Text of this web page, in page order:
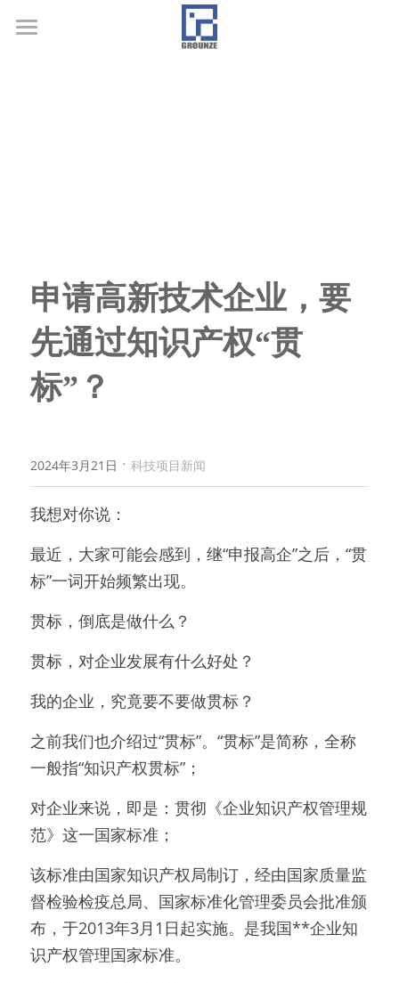
行业新闻
申请高新技术企业，要
先通过知识产权“贯
标”？
2024年3月21日 · 科技项目新闻
我想对你说：
最近，大家可能会感到，继“申报高企”之后，“贯
标”一词开始频繁出现。
贯标，倒底是做什么？
贯标，对企业发展有什么好处？
我的企业，究竟要不要做贯标？
之前我们也介绍过“贯标”。“贯标”是简称，全称
一般指“知识产权贯标”；
对企业来说，即是：贯彻《企业知识产权管理规
范》这一国家标准；
该标准由国家知识产权局制订，经由国家质量监
督检验检疫总局、国家标准化管理委员会批准颁
布，于2013年3月1日起实施。是我国**企业知
识产权管理国家标准。